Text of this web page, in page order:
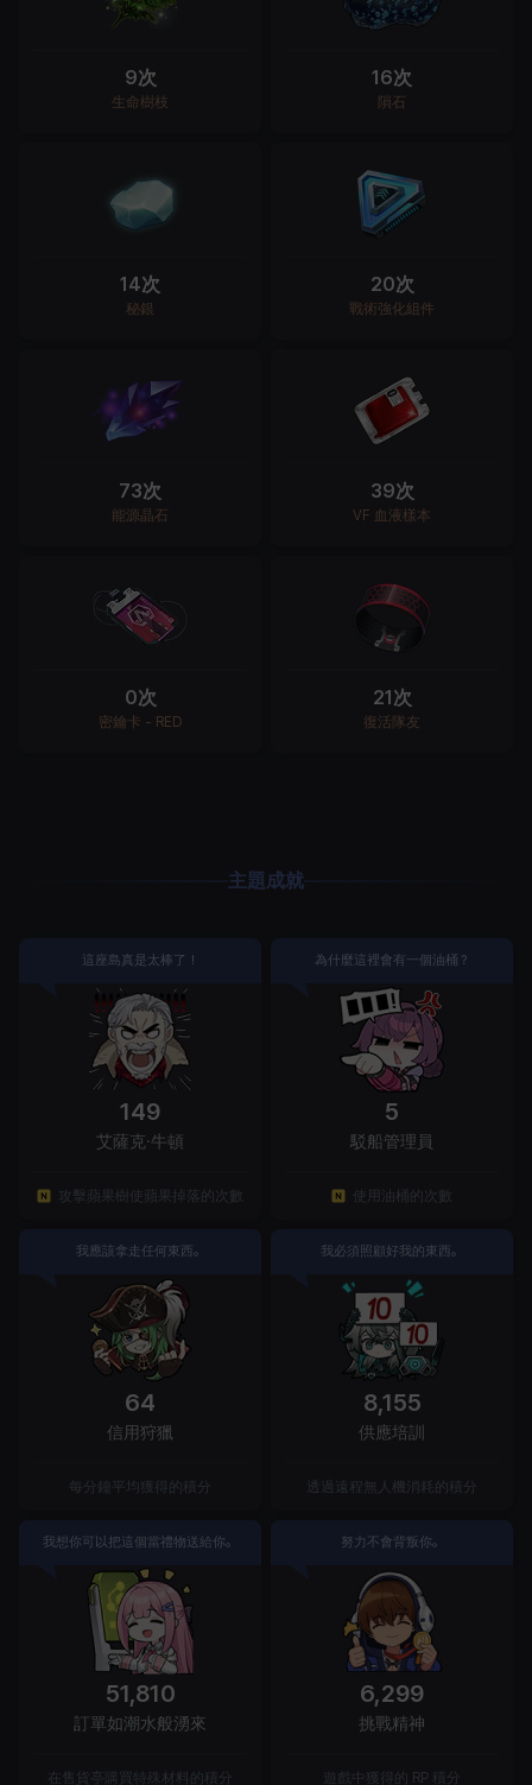
9次
生命樹枝
16次
隕石
14次
秘銀
20次
戰術強化組件
73次
能源晶石
39次
VF 血液樣本
0次
密鑰卡 - RED
21次
復活隊友
主題成就
這座島真是太棒了！
149
艾薩克·牛頓
攻擊蘋果樹使蘋果掉落的次數
為什麼這裡會有一個油桶？
5
駁船管理員
使用油桶的次數
我應該拿走任何東西。
64
信用狩獵
每分鐘平均獲得的積分
我必須照顧好我的東西。
8,155
供應培訓
透過遠程無人機消耗的積分
我想你可以把這個當禮物送給你。
51,810
訂單如潮水般湧來
在售貨亭購買特殊材料的積分
努力不會背叛你。
6,299
挑戰精神
遊戲中獲得的 RP 積分